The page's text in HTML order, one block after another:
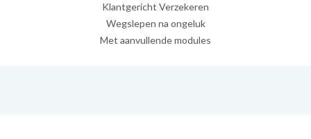
Klantgericht Verzekeren
Wegslepen na ongeluk
Met aanvullende modules